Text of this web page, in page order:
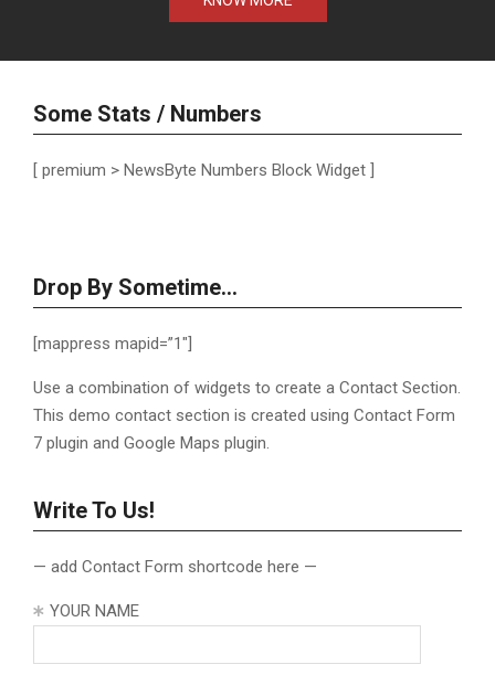
Some Stats / Numbers
[ premium > NewsByte Numbers Block Widget ]
Drop By Sometime…
[mappress mapid=”1″]
Use a combination of widgets to create a Contact Section.
This demo contact section is created using Contact Form
7 plugin and Google Maps plugin.
Write To Us!
— add Contact Form shortcode here —
YOUR NAME